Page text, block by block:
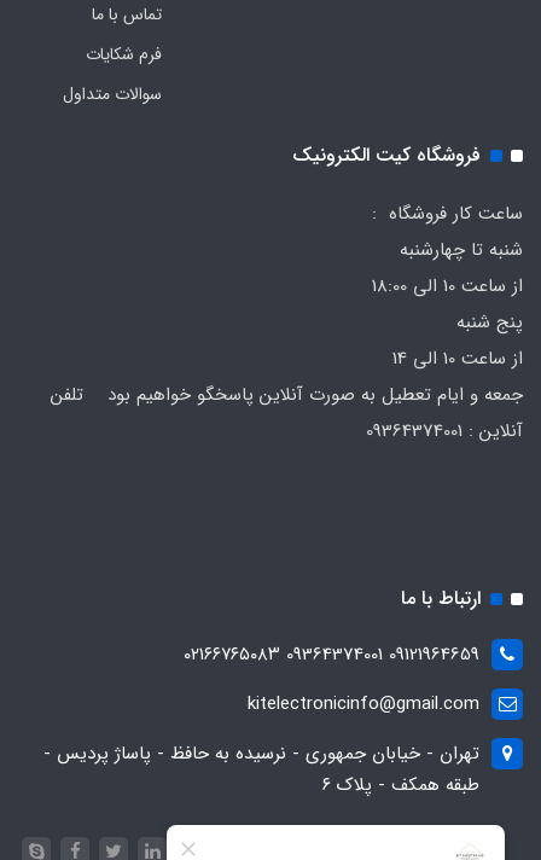
تماس با ما
فرم‌ شکایات
سوالات متداول
فروشگاه کیت الکترونیک
ساعت کار فروشگاه :
شنبه تا چهارشنبه
از ساعت 10 الی 18:00
پنج شنبه
از ساعت 10 الی 14
جمعه و ایام تعطیل به صورت آنلاین پاسخگو خواهیم بود تلفن
ارتباط با ما
09121964659 09364374001 ۰۲۱۶۶۷۶۵۰۸۳
kitelectronicinfo@gmail.com
تهران - خیابان جمهوری - نرسیده به حافظ - پاساژ پردیس -
طبقه همکف - پلاک ۶